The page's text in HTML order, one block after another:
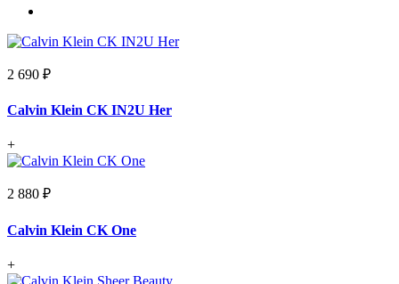
2 690 ₽
Calvin Klein CK IN2U Her
+
2 880 ₽
Calvin Klein CK One
+